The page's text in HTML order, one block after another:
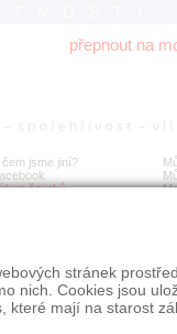
přepnout na
čem jsme jiní?
šperků
brož s
stránek
nich. Cookies jsou
které mají na starost